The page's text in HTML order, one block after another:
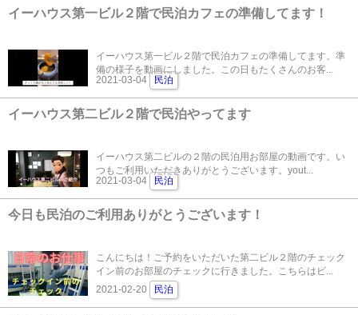
イーハウス第一ビル２階で民泊カフェの準備してます！
イーハウス第一ビル２階で民泊カフェの準備してます。準
備の様子を動画にしました。この日もたくさんのお客...
2021-03-04
民泊
イーハウス第二ビル２階で民泊やってます
イーハウス第二ビルの２階の民泊用お部屋の動画です。い
つもご利用いただきありがとうございます。yout...
2021-03-04
民泊
今日も民泊のご利用ありがとうございます！
こんにちは！ご予約をいただいた第二ビル２階のチェック
イン前のお部屋のチェックに行きました。こちらはビ...
2021-02-20
民泊